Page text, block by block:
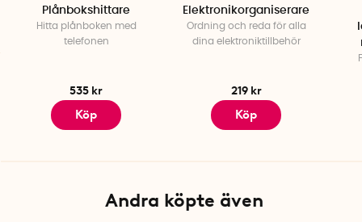
Plånbokshittare
Hitta plånboken med
telefonen
535 kr
Köp
Elektronikorganiserare
Ordning och reda för alla
dina elektroniktillbehör
219 kr
Köp
Andra köpte även